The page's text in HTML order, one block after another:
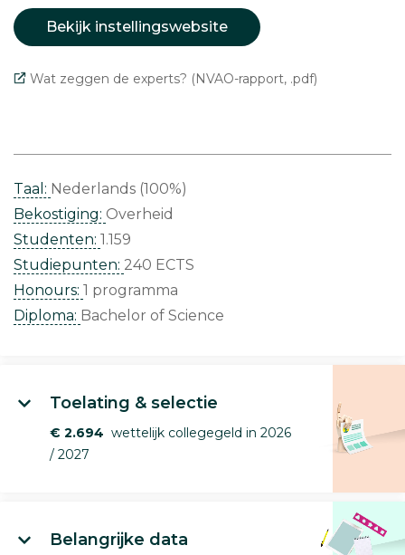
Bekijk instellingswebsite
Wat zeggen de experts? (NVAO-rapport, .pdf)
Taal: Nederlands (100%)
Bekostiging: Overheid
Studenten: 1.159
Studiepunten: 240 ECTS
Honours: 1 programma
Diploma: Bachelor of Science
Toelating & selectie
€ 2.694 wettelijk collegegeld in 2026
/ 2027
Belangrijke data